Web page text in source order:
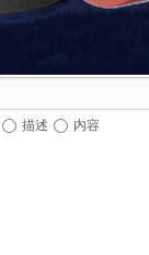
描述 内容